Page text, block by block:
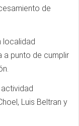
de
localidad
a punto de cumplir
Luis Beltran y